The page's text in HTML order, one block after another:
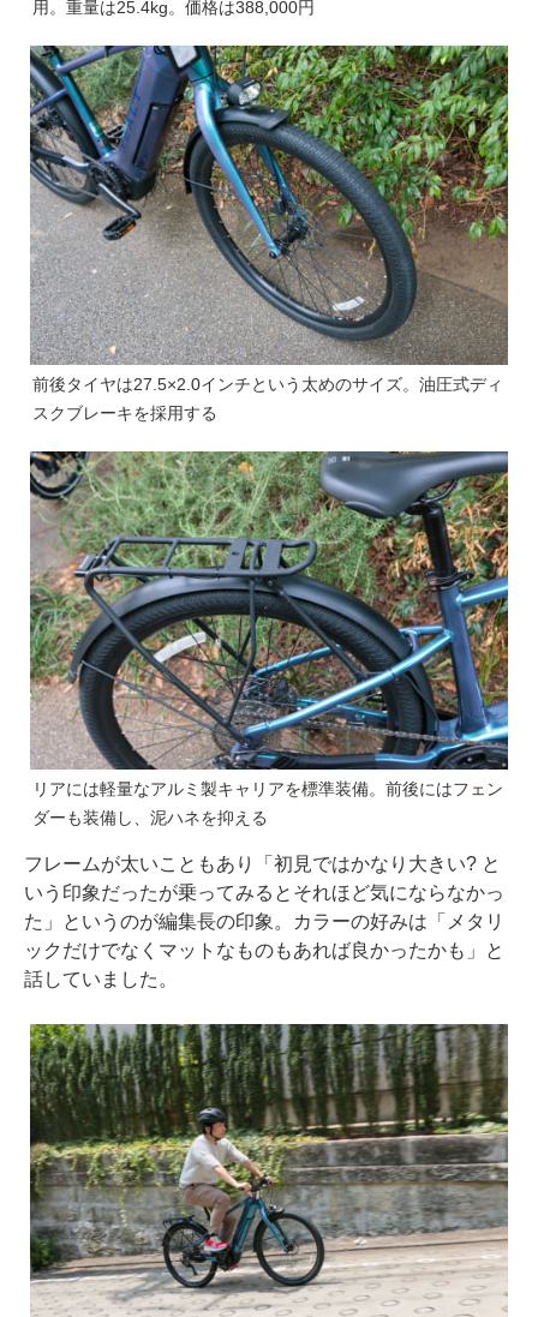
用。重量は25.4kg。価格は388,000円
前後タイヤは27.5×2.0インチという太めのサイズ。油圧式ディ
スクブレーキを採用する
リアには軽量なアルミ製キャリアを標準装備。前後にはフェン
ダーも装備し、泥ハネを抑える
フレームが太いこともあり「初見ではかなり大きい? と
いう印象だったが乗ってみるとそれほど気にならなかっ
た」というのが編集長の印象。カラーの好みは「メタリ
ックだけでなくマットなものもあれば良かったかも」と
話していました。